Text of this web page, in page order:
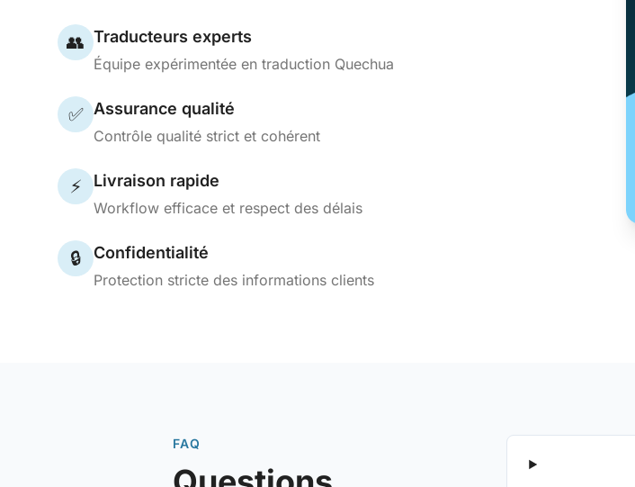
👥 Traducteurs experts
Équipe expérimentée en traduction Quechua
✅ Assurance qualité
Contrôle qualité strict et cohérent
⚡ Livraison rapide
Workflow efficace et respect des délais
🔒 Confidentialité
Protection stricte des informations clients
FAQ